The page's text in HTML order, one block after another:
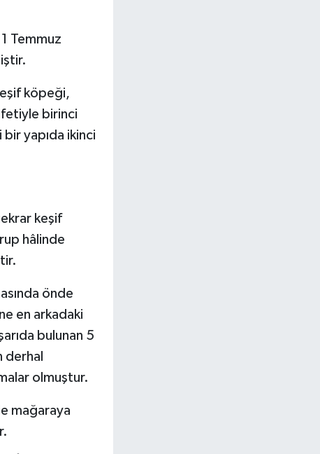
Temmuz
köpeği,
birinci
yapıda ikinci
keşif
hâlinde
önde
en arkadaki
bulunan 5
derhal
olmuştur.
mağaraya